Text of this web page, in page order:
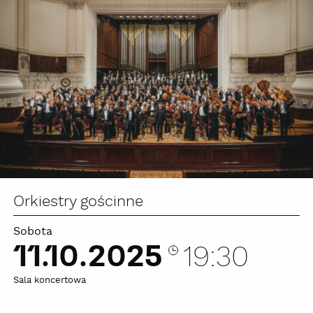
Orkiestry gościnne
Sobota
11.10.2025 19:30
Sala koncertowa